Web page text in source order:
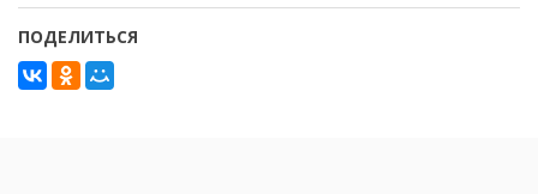
ПОДЕЛИТЬСЯ